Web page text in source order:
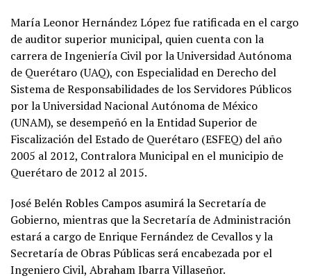
María Leonor Hernández López fue ratificada en el cargo
de auditor superior municipal, quien cuenta con la
carrera de Ingeniería Civil por la Universidad Autónoma
de Querétaro (UAQ), con Especialidad en Derecho del
Sistema de Responsabilidades de los Servidores Públicos
por la Universidad Nacional Autónoma de México
(UNAM), se desempeñó en la Entidad Superior de
Fiscalización del Estado de Querétaro (ESFEQ) del año
2005 al 2012, Contralora Municipal en el municipio de
Querétaro de 2012 al 2015.
José Belén Robles Campos asumirá la Secretaría de
Gobierno, mientras que la Secretaría de Administración
estará a cargo de Enrique Fernández de Cevallos y la
Secretaría de Obras Públicas será encabezada por el
Ingeniero Civil, Abraham Ibarra Villaseñor.